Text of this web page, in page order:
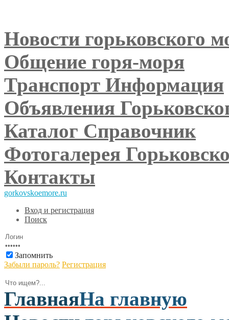
Новости горьковского
Общение горя-моря
Транспорт Информация
Объявления
Каталог Справочник
Фотогалерея
Контакты
gorkovskoemore.ru
Вход и регистрация
Поиск
Запомнить
Забыли пароль? Регистрация
ГлавнаяНа главную